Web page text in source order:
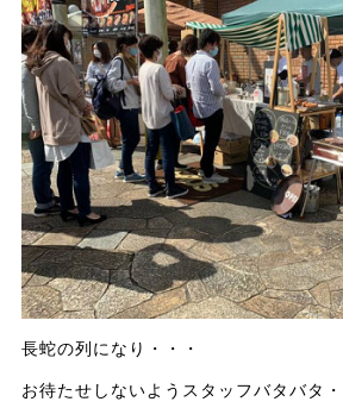
長蛇の列になり・・・
お待たせしないようスタッフバタバタ・